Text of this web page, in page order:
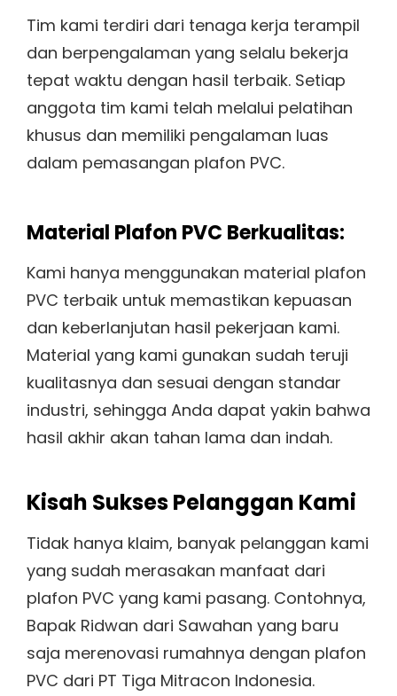
Tim kami terdiri dari tenaga kerja terampil
dan berpengalaman yang selalu bekerja
tepat waktu dengan hasil terbaik. Setiap
anggota tim kami telah melalui pelatihan
khusus dan memiliki pengalaman luas
dalam pemasangan plafon PVC.
Material Plafon PVC Berkualitas:
Kami hanya menggunakan material plafon
PVC terbaik untuk memastikan kepuasan
dan keberlanjutan hasil pekerjaan kami.
Material yang kami gunakan sudah teruji
kualitasnya dan sesuai dengan standar
industri, sehingga Anda dapat yakin bahwa
hasil akhir akan tahan lama dan indah.
Kisah Sukses Pelanggan Kami
Tidak hanya klaim, banyak pelanggan kami
yang sudah merasakan manfaat dari
plafon PVC yang kami pasang. Contohnya,
Bapak Ridwan dari Sawahan yang baru
saja merenovasi rumahnya dengan plafon
PVC dari PT Tiga Mitracon Indonesia.